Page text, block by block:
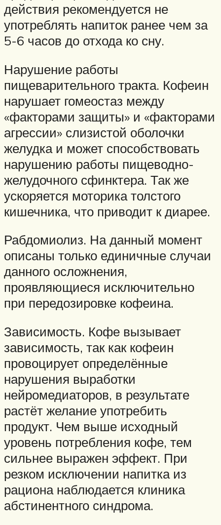
действия рекомендуется не
употреблять напиток ранее чем за
5-6 часов до отхода ко сну.
Нарушение работы
пищеварительного тракта. Кофеин
нарушает гомеостаз между
«факторами защиты» и «факторами
агрессии» слизистой оболочки
желудка и может способствовать
нарушению работы пищеводно-
желудочного сфинктера. Так же
ускоряется моторика толстого
кишечника, что приводит к диарее.
Рабдомиолиз. На данный момент
описаны только единичные случаи
данного осложнения,
проявляющиеся исключительно
при передозировке кофеина.
Зависимость. Кофе вызывает
зависимость, так как кофеин
провоцирует определённые
нарушения выработки
нейромедиаторов, в результате
растёт желание употребить
продукт. Чем выше исходный
уровень потребления кофе, тем
сильнее выражен эффект. При
резком исключении напитка из
рациона наблюдается клиника
абстинентного синдрома.